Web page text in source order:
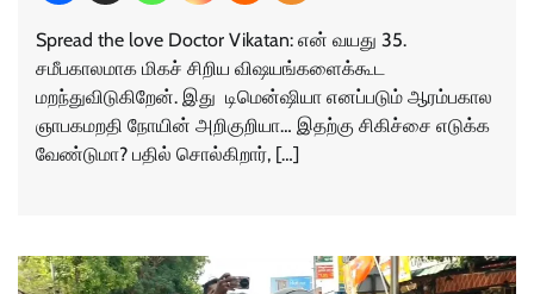
Spread the love Doctor Vikatan: என் வயது 35.
சமீபகாலமாக மிகச் சிறிய விஷயங்களைக்கூட
மறந்துவிடுகிறேன். இது டிமென்ஷியா எனப்படும் ஆரம்பகால
ஞாபகமறதி நோயின் அறிகுறியா… இதற்கு சிகிச்சை எடுக்க
வேண்டுமா? பதில் சொல்கிறார், […]